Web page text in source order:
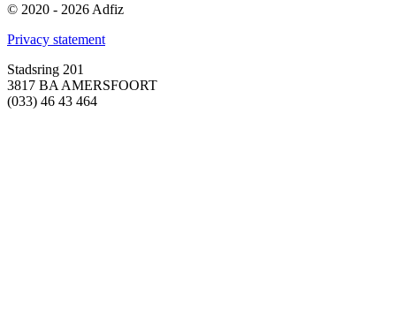
© 2020 - 2026 Adfiz
Privacy statement
Stadsring 201
3817 BA AMERSFOORT
(033) 46 43 464